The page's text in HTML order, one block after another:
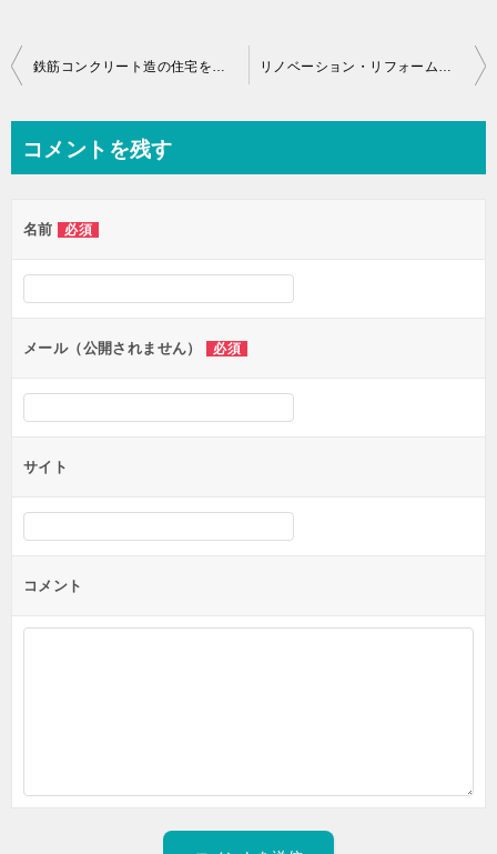
投
ビ
ー
シ
ョ
ン
コメントを残す
名前 必須
メール（公開されません） 必須
サイト
コメント